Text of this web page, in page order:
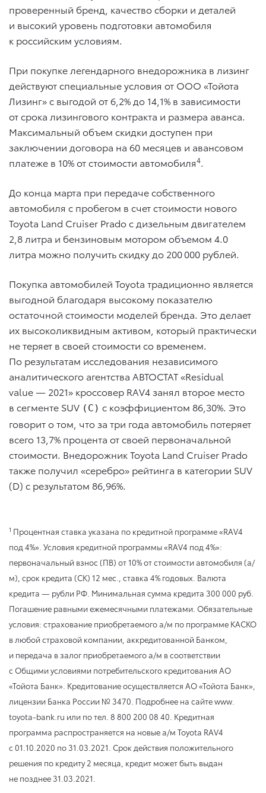
проверенный бренд, качество сборки и деталей
и высокий уровень подготовки автомобиля
к российским условиям.
При покупке легендарного внедорожника в лизинг
действуют специальные условия от ООО «Тойота
Лизинг» с выгодой от 6,2% до 14,1% в зависимости
от срока лизингового контракта и размера аванса.
Максимальный объем скидки доступен при
заключении договора на 60 месяцев и авансовом
платеже в 10% от стоимости автомобиля4.
До конца марта при передаче собственного
автомобиля с пробегом в счет стоимости нового
Toyota Land Cruiser Prado с дизельным двигателем
2,8 литра и бензиновым мотором объемом 4.0
литра можно получить скидку до 200 000 рублей.
Покупка автомобилей Toyota традиционно является
выгодной благодаря высокому показателю
остаточной стоимости моделей бренда. Это делает
их высоколиквидным активом, который практически
не теряет в своей стоимости со временем.
По результатам исследования независимого
аналитического агентства АВТОСТАТ «Residual
value — 2021» кроссовер RAV4 занял второе место
в сегменте SUV (С) c коэффициентом 86,30%. Это
говорит о том, что за три года автомобиль потеряет
всего 13,7% процента от своей первоначальной
стоимости. Внедорожник Toyota Land Cruiser Prado
также получил «серебро» рейтинга в категории SUV
(D) с результатом 86,96%.
1 Процентная ставка указана по кредитной программе «RAV4
под 4%». Условия кредитной программы «RAV4 под 4%»:
первоначальный взнос (ПВ) от 10% от стоимости автомобиля (а/
м), срок кредита (СК) 12 мес., ставка 4% годовых. Валюта
кредита — рубли РФ. Минимальная сумма кредита 300 000 руб.
Погашение равными ежемесячными платежами. Обязательные
условия: страхование приобретаемого а/м по программе КАСКО
в любой страховой компании, аккредитованной Банком,
и передача в залог приобретаемого а/м в соответствии
с Общими условиями потребительского кредитования АО
«Тойота Банк». Кредитование осуществляется АО «Тойота Банк»,
лицензии Банка России № 3470. Подробнее на сайте www.
toyota-bank.ru или по тел. 8 800 200 08 40. Кредитная
программа распространяется на новые а/м Toyota RAV4
с 01.10.2020 по 31.03.2021 . Срок действия положительного
решения по кредиту 2 месяца, кредит может быть выдан
не позднее 31.03.2021.